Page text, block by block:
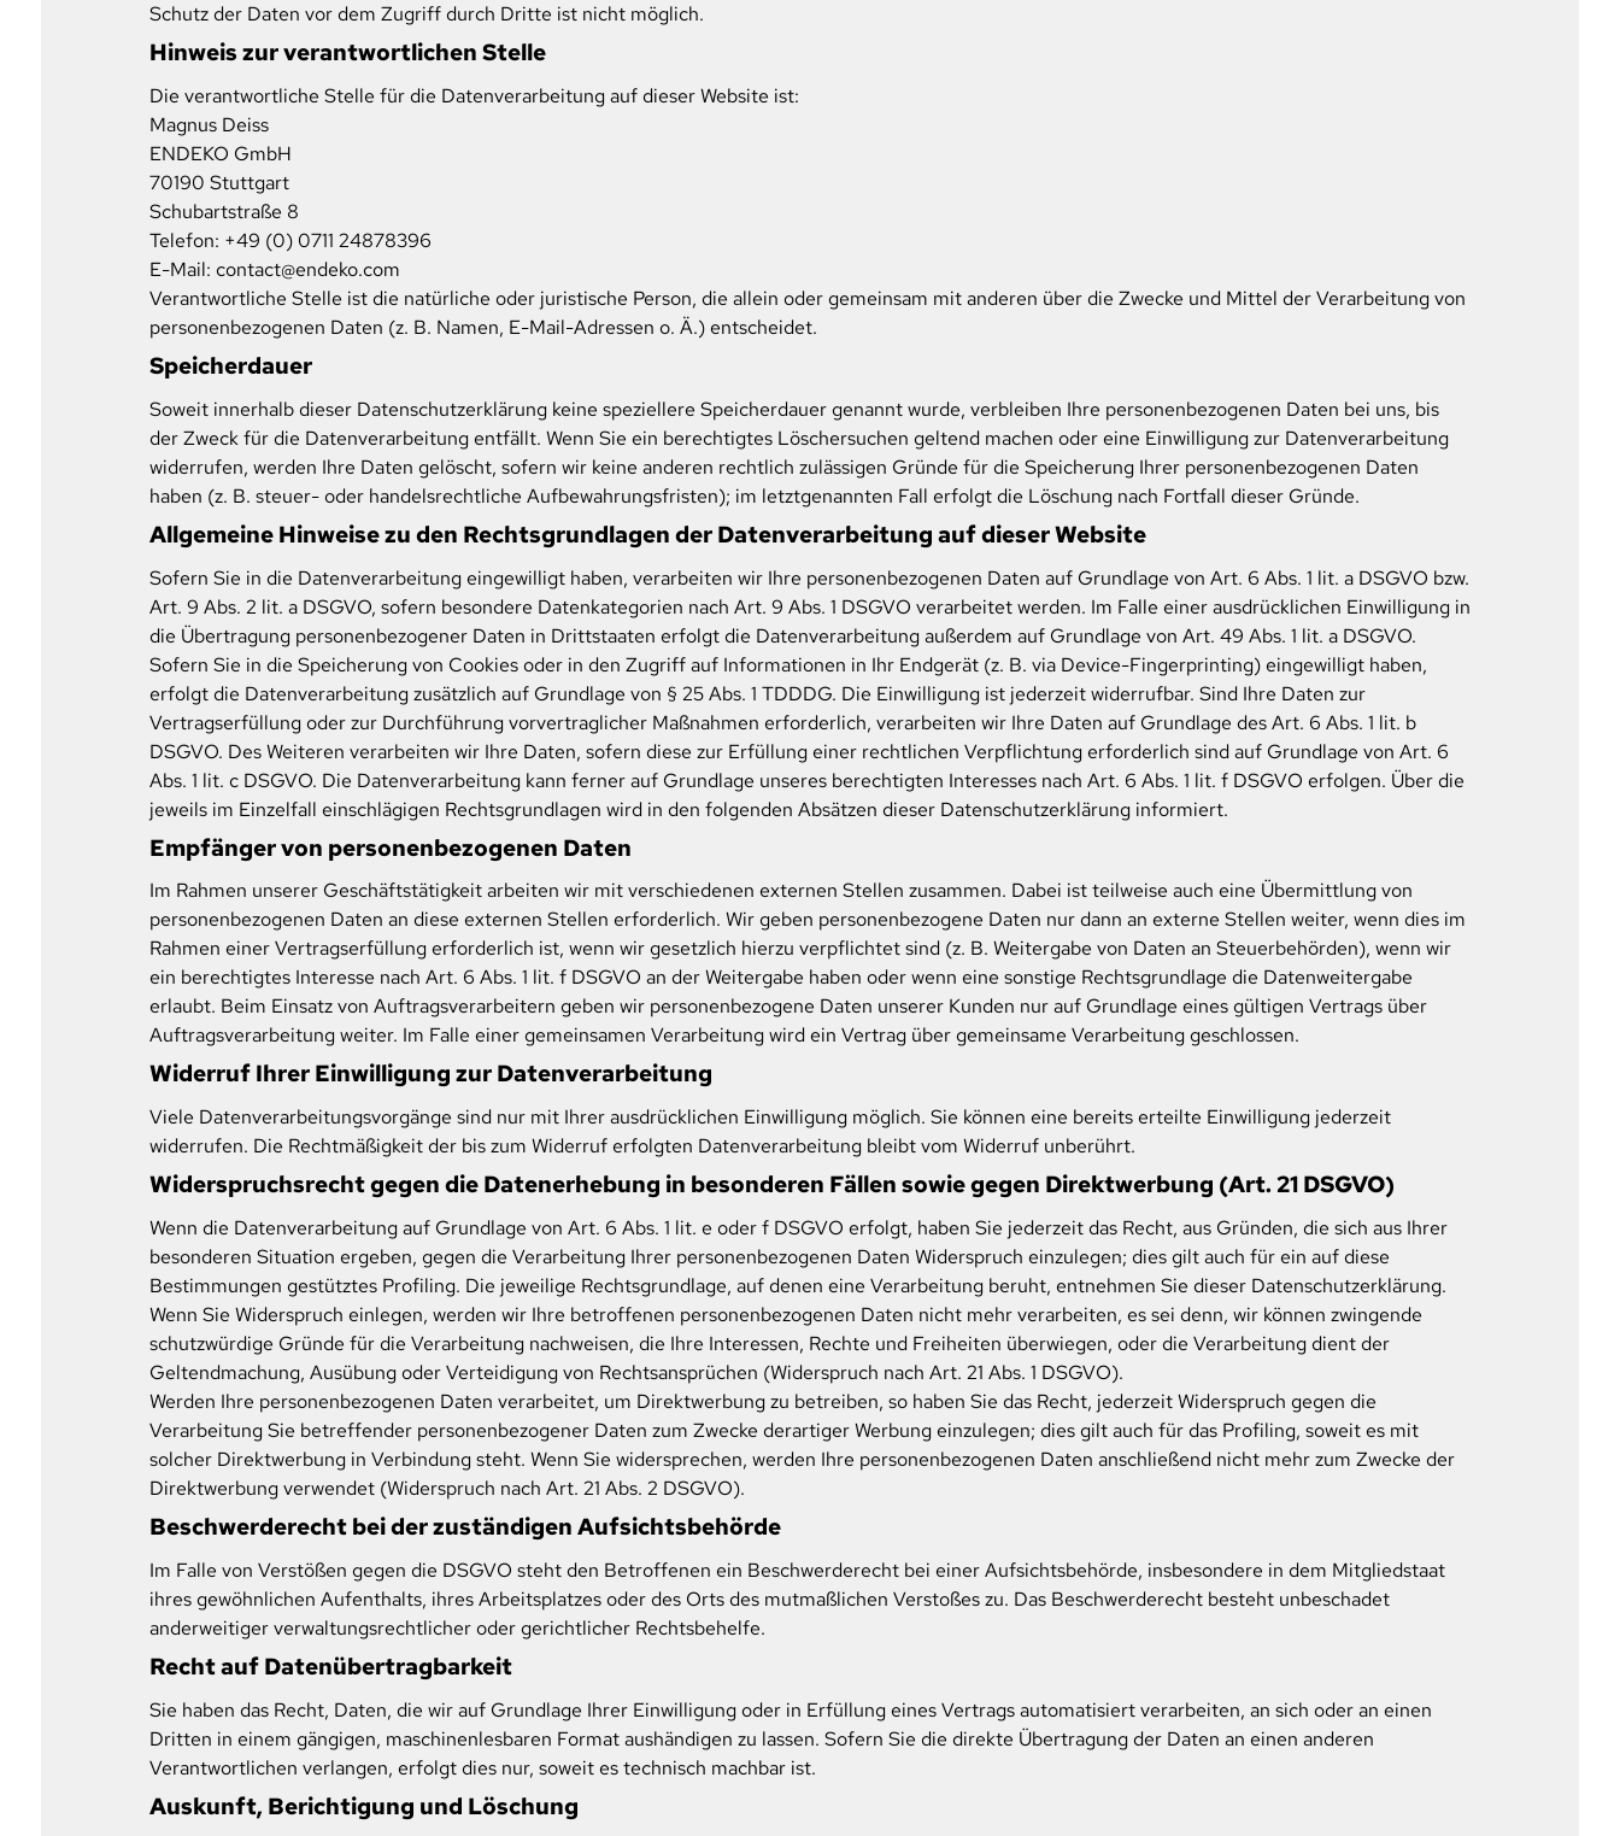
Schutz der Daten vor dem Zugriff durch Dritte ist nicht möglich.
Hinweis zur verantwortlichen Stelle
Die verantwortliche Stelle für die Datenverarbeitung auf dieser Website ist:
Magnus Deiss
ENDEKO GmbH
70190 Stuttgart
Schubartstraße 8
Telefon: +49 (0) 0711 24878396
E-Mail: contact@endeko.com
Verantwortliche Stelle ist die natürliche oder juristische Person, die allein oder gemeinsam mit anderen über die Zwecke und Mittel der Verarbeitung von
personenbezogenen Daten (z. B. Namen, E-Mail-Adressen o. Ä.) entscheidet.
Speicherdauer
Soweit innerhalb dieser Datenschutzerklärung keine speziellere Speicherdauer genannt wurde, verbleiben Ihre personenbezogenen Daten bei uns, bis
der Zweck für die Datenverarbeitung entfällt. Wenn Sie ein berechtigtes Löschersuchen geltend machen oder eine Einwilligung zur Datenverarbeitung
widerrufen, werden Ihre Daten gelöscht, sofern wir keine anderen rechtlich zulässigen Gründe für die Speicherung Ihrer personenbezogenen Daten
haben (z. B. steuer- oder handelsrechtliche Aufbewahrungsfristen); im letztgenannten Fall erfolgt die Löschung nach Fortfall dieser Gründe.
Allgemeine Hinweise zu den Rechtsgrundlagen der Datenverarbeitung auf dieser Website
Sofern Sie in die Datenverarbeitung eingewilligt haben, verarbeiten wir Ihre personenbezogenen Daten auf Grundlage von Art. 6 Abs. 1 lit. a DSGVO bzw.
Art. 9 Abs. 2 lit. a DSGVO, sofern besondere Datenkategorien nach Art. 9 Abs. 1 DSGVO verarbeitet werden. Im Falle einer ausdrücklichen Einwilligung in
die Übertragung personenbezogener Daten in Drittstaaten erfolgt die Datenverarbeitung außerdem auf Grundlage von Art. 49 Abs. 1 lit. a DSGVO.
Sofern Sie in die Speicherung von Cookies oder in den Zugriff auf Informationen in Ihr Endgerät (z. B. via Device-Fingerprinting) eingewilligt haben,
erfolgt die Datenverarbeitung zusätzlich auf Grundlage von § 25 Abs. 1 TDDDG. Die Einwilligung ist jederzeit widerrufbar. Sind Ihre Daten zur
Vertragserfüllung oder zur Durchführung vorvertraglicher Maßnahmen erforderlich, verarbeiten wir Ihre Daten auf Grundlage des Art. 6 Abs. 1 lit. b
DSGVO. Des Weiteren verarbeiten wir Ihre Daten, sofern diese zur Erfüllung einer rechtlichen Verpflichtung erforderlich sind auf Grundlage von Art. 6
Abs. 1 lit. c DSGVO. Die Datenverarbeitung kann ferner auf Grundlage unseres berechtigten Interesses nach Art. 6 Abs. 1 lit. f DSGVO erfolgen. Über die
jeweils im Einzelfall einschlägigen Rechtsgrundlagen wird in den folgenden Absätzen dieser Datenschutzerklärung informiert.
Empfänger von personenbezogenen Daten
Im Rahmen unserer Geschäftstätigkeit arbeiten wir mit verschiedenen externen Stellen zusammen. Dabei ist teilweise auch eine Übermittlung von
personenbezogenen Daten an diese externen Stellen erforderlich. Wir geben personenbezogene Daten nur dann an externe Stellen weiter, wenn dies im
Rahmen einer Vertragserfüllung erforderlich ist, wenn wir gesetzlich hierzu verpflichtet sind (z. B. Weitergabe von Daten an Steuerbehörden), wenn wir
ein berechtigtes Interesse nach Art. 6 Abs. 1 lit. f DSGVO an der Weitergabe haben oder wenn eine sonstige Rechtsgrundlage die Datenweitergabe
erlaubt. Beim Einsatz von Auftragsverarbeitern geben wir personenbezogene Daten unserer Kunden nur auf Grundlage eines gültigen Vertrags über
Auftragsverarbeitung weiter. Im Falle einer gemeinsamen Verarbeitung wird ein Vertrag über gemeinsame Verarbeitung geschlossen.
Widerruf Ihrer Einwilligung zur Datenverarbeitung
Viele Datenverarbeitungsvorgänge sind nur mit Ihrer ausdrücklichen Einwilligung möglich. Sie können eine bereits erteilte Einwilligung jederzeit
widerrufen. Die Rechtmäßigkeit der bis zum Widerruf erfolgten Datenverarbeitung bleibt vom Widerruf unberührt.
Widerspruchsrecht gegen die Datenerhebung in besonderen Fällen sowie gegen Direktwerbung (Art. 21 DSGVO)
Wenn die Datenverarbeitung auf Grundlage von Art. 6 Abs. 1 lit. e oder f DSGVO erfolgt, haben Sie jederzeit das Recht, aus Gründen, die sich aus Ihrer
besonderen Situation ergeben, gegen die Verarbeitung Ihrer personenbezogenen Daten Widerspruch einzulegen; dies gilt auch für ein auf diese
Bestimmungen gestütztes Profiling. Die jeweilige Rechtsgrundlage, auf denen eine Verarbeitung beruht, entnehmen Sie dieser Datenschutzerklärung.
Wenn Sie Widerspruch einlegen, werden wir Ihre betroffenen personenbezogenen Daten nicht mehr verarbeiten, es sei denn, wir können zwingende
schutzwürdige Gründe für die Verarbeitung nachweisen, die Ihre Interessen, Rechte und Freiheiten überwiegen, oder die Verarbeitung dient der
Geltendmachung, Ausübung oder Verteidigung von Rechtsansprüchen (Widerspruch nach Art. 21 Abs. 1 DSGVO).
Werden Ihre personenbezogenen Daten verarbeitet, um Direktwerbung zu betreiben, so haben Sie das Recht, jederzeit Widerspruch gegen die
Verarbeitung Sie betreffender personenbezogener Daten zum Zwecke derartiger Werbung einzulegen; dies gilt auch für das Profiling, soweit es mit
solcher Direktwerbung in Verbindung steht. Wenn Sie widersprechen, werden Ihre personenbezogenen Daten anschließend nicht mehr zum Zwecke der
Direktwerbung verwendet (Widerspruch nach Art. 21 Abs. 2 DSGVO).
Beschwerde­recht bei der zuständigen Aufsichts­behörde
Im Falle von Verstößen gegen die DSGVO steht den Betroffenen ein Beschwerderecht bei einer Aufsichtsbehörde, insbesondere in dem Mitgliedstaat
ihres gewöhnlichen Aufenthalts, ihres Arbeitsplatzes oder des Orts des mutmaßlichen Verstoßes zu. Das Beschwerderecht besteht unbeschadet
anderweitiger verwaltungsrechtlicher oder gerichtlicher Rechtsbehelfe.
Recht auf Daten­übertrag­barkeit
Sie haben das Recht, Daten, die wir auf Grundlage Ihrer Einwilligung oder in Erfüllung eines Vertrags automatisiert verarbeiten, an sich oder an einen
Dritten in einem gängigen, maschinenlesbaren Format aushändigen zu lassen. Sofern Sie die direkte Übertragung der Daten an einen anderen
Verantwortlichen verlangen, erfolgt dies nur, soweit es technisch machbar ist.
Auskunft, Berichtigung und Löschung